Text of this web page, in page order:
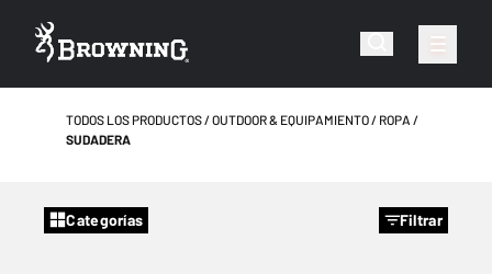
TODOS LOS PRODUCTOS OUTDOOR & EQUIPAMIENTO
ROPA
SUDADERA
Categorías Filtrar